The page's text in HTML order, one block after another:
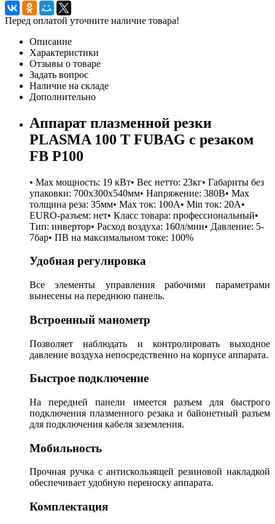
Перед оплатой уточните наличие товара!
Описание
Характеристики
Отзывы о товаре
Задать вопрос
Наличие на складе
Дополнительно
Аппарат плазменной резки
PLASMA 100 T FUBAG с резаком
FB P100
• Мах мощность: 19 кВт• Вес нетто: 23кг• Габариты без
упаковки: 700х300х540мм• Напряжение: 380В• Мах
толщина реза: 35мм• Мах ток: 100А• Min ток: 20А•
EURO-разъем: нет• Класс товара: профессиональный•
Тип: инвертор• Расход воздуха: 160л/мин• Давление: 5-
7бар• ПВ на максимальном токе: 100%
Удобная регулировка
Все элементы управления рабочими параметрами
вынесены на переднюю панель.
Встроенный манометр
Позволяет наблюдать и контролировать выходное
давление воздуха непосредственно на корпусе аппарата.
Быстрое подключение
На передней панели имеется разъем для быстрого
подключения плазменного резака и байонетный разъем
для подключения кабеля заземления.
Мобильность
Прочная ручка с антискользящей резиновой накладкой
обеспечивает удобную переноску аппарата.
Комплектация